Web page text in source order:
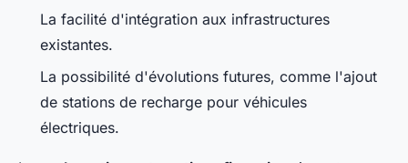
La facilité d'intégration aux infrastructures
existantes.
La possibilité d'évolutions futures, comme l'ajout
de stations de recharge pour véhicules
électriques.